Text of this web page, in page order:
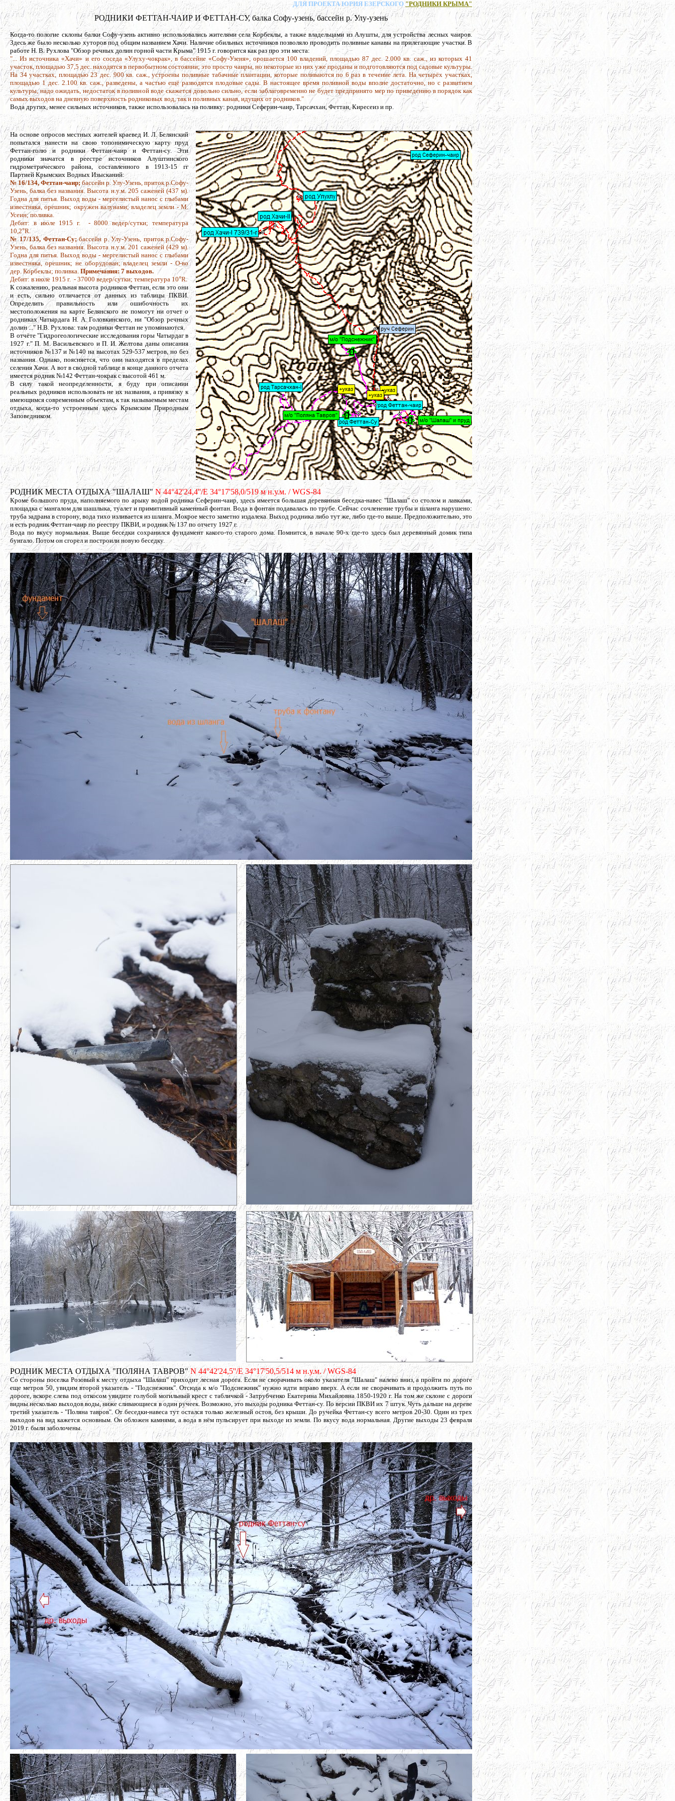
ДЛЯ ПРОЕКТА ЮРИЯ ЕЗЕРСКОГО"РОДНИКИ КРЫМА"
РОДНИКИ ФЕТТАН-ЧАИР И ФЕТТАН-СУ, балка Софу-узень, бассейн р. Улу-узень
Когда-то пологие склоны балки Софу-узень активно использовались жителями села Корбеклы, а также владельцами из Алушты, для устройства лесных чаиров.
Здесь же было несколько хуторов под общим названием Хачи. Наличие обильных источников позволяло проводить поливные канавы на прилегающие участки. В
работе Н. В. Рухлова "Обзор речных долин горной части Крыма" 1915 г. говорится как раз про эти места:
"... Из источника «Хачи» и его соседа «Улуху-чокрак», в бассейне «Софу-Узеня», орошается 100 владений, площадью 87 дес. 2.000 кв. саж., из которых 41
участок, площадью 37,5 дес. находятся в первобытном состоянии; это просто чаиры, но некоторые из них уже проданы и подготовляются под садовые культуры.
На 34 участках, площадью 23 дес. 900 кв. саж., устроены поливные табачные плантации, которые поливаются по 6 раз в течение лета. На четырёх участках,
площадью 1 дес. 2.100 кв. саж., разведены, а частью ещё разводятся плодовые сады. В настоящее время поливной воды вполне достаточно, но с развитием
культуры, надо ожидать, недостаток в поливной воде скажется довольно сильно, если заблаговременно не будет предпринято мер по приведению в порядок как
самых выходов на дневную поверхность родниковых вод, так и поливных канав, идущих от родников."
Вода других, менее сильных источников, также использовалась на поливку: родники Сеферин-чаир, Тарсачхан, Феттан, Киресеиз и пр.
На основе опросов местных жителей краевед И. Л. Белянский
попытался нанести на свою топонимическую карту пруд
Феттан-голю и родники Феттан-чаир и Феттан-су. Эти
родники значатся в реестре источников Алуштинского
гидрометрического района, составленного в 1913-15 гг
Партией Крымских Водных Изысканий:
№ 16/134, Феттан-чаир; бассейн р. Улу-Узень, приток р.Софу-
Узень, балка без названия. Высота н.у.м. 205 саженей (437 м).
Годна для питья. Выход воды - мергелистый нанос с глыбами
известняка, орешник; окружен валунами; владелец земли - М.
Усеин; поливка.
Дебит: в июле 1915 г. - 8000 ведер/сутки; температура
10,2°R.
№ 17/135, Феттан-Су;бассейн р. Улу-Узень, приток р.Софу-
Узень, балка без названия. Высота н.у.м. 201 саженей (429 м).
Годна для питья. Выход воды - мергелистый нанос с глыбами
известняка, орешник; не оборудован; владелец земли - О-во
дер. Корбеклы; поливка. Примечания: 7 выходов.
Дебит: в июле 1915 г. - 37000 ведер/сутки; температура 10°R.
К сожалению, реальная высота родников Феттан, если это они
и есть, сильно отличается от данных из таблицы ПКВИ.
Определить правильность или ошибочность их
местоположения на карте Белянского не помогут ни отчет о
родниках Чатырдага Н. А. Головкинского, ни "Обзор речных
долин ..." Н.В. Рухлова: там родники Феттан не упоминаются.
В отчёте "Гидрогеологические исследования горы Чатырдаг в
1927 г." П. М. Васильевского и П. И. Желтова даны описания
источников №137 и №140 на высотах 529-537 метров, но без
названия. Однако, поясняется, что они находятся в пределах
селения Хачи. А вот в сводной таблице в конце данного отчета
имеется родник №142 Феттан-чокрак с высотой 461 м.
В силу такой неопределенности, я буду при описании
реальных родников использовать не их названия, а привязку к
имеющимся современным объектам, к так называемым местам
отдыха, когда-то устроенным здесь Крымским Природным
Заповедником.
РОДНИК МЕСТА ОТДЫХА "ШАЛАШ" N 44°42'24,4''/E 34°17'58,0/519 м н.у.м. / WGS-84
Кроме большого пруда, наполняемого по арыку водой родника Сеферин-чаир, здесь имеется большая деревянная беседка-навес "Шалаш" со столом и лавками,
площадка с мангалом для шашлыка, туалет и примитивный каменный фонтан. Вода в фонтан подавалась по трубе. Сейчас сочленение трубы и шланга нарушено:
труба задрана в сторону, вода тихо изливается из шланга. Мокрое место заметно издалека. Выход родника либо тут же, либо где-то выше. Предположительно, это
и есть родник Феттан-чаир по реестру ПКВИ, и родник № 137 по отчету 1927 г.
Вода по вкусу нормальная. Выше беседки сохранился фундамент какого-то старого дома. Помнится, в начале 90-х где-то здесь был деревянный домик типа
бунгало. Потом он сгорел и построили новую беседку.
РОДНИК МЕСТА ОТДЫХА "ПОЛЯНА ТАВРОВ"N 44°42'24,5''/E 34°17'50,5/514 м н.у.м. / WGS-84
Со стороны поселка Розовый к месту отдыха "Шалаш" приходит лесная дорога. Если не сворачивать около указателя "Шалаш" налево вниз, а пройти по дороге
еще метров 50, увидим второй указатель - "Подснежник". Отсюда к м/о "Подснежник" нужно идти вправо вверх. А если не сворачивать и продолжить путь по
дороге, вскоре слева под откосом увидите голубой могильный крест с табличкой - Затрубченко Екатерина Михайловна 1850-1920 г. На том же склоне с дороги
видны несколько выходов воды, ниже сливающиеся в один ручеек. Возможно, это выходы родника Феттан-су. По версии ПКВИ их 7 штук. Чуть дальше на дереве
третий указатель - "Поляна тавров". От беседки-навеса тут остался только железный остов, без крыши. До ручейка Феттан-су всего метров 20-30. Один из трех
выходов на вид кажется основным. Он обложен камнями, а вода в нём пульсирует при выходе из земли. По вкусу вода нормальная. Другие выходы 23 февраля
2019 г. были заболочены.